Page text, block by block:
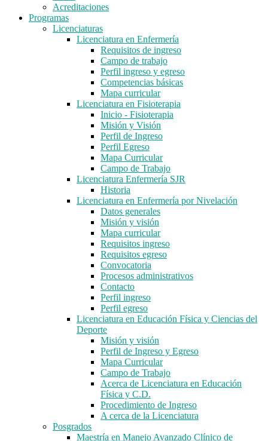
Acreditaciones
Programas
Licenciaturas
Licenciatura en Enfermería
Requisitos de ingreso
Campo de trabajo
Perfil ingreso y egreso
Competencias básicas
Mapa curricular
Licenciatura en Fisioterapia
Inicio - Fisioterapia
Misión y Visión
Perfil de Ingreso
Perfil Egreso
Mapa Curricular
Campo de Trabajo
Licenciatura Enfermería SJR
Historia
Licenciatura en Enfermería por Nivelación
Datos generales
Misión y visión
Mapa curricular
Requisitos ingreso
Requisitos egreso
Convocatoria
Procesos administrativos
Contacto
Perfil ingreso
Perfil egreso
Licenciatura en Educación Física y Ciencias del
Deporte
Misión y visión
Perfil de Ingreso y Egreso
Mapa Curricular
Campo de Trabajo
Acerca de Licenciatura en Educación
Física y C.D.
Procedimiento de Ingreso
A cerca de la Licenciatura
Posgrados
Maestría en Manejo Avanzado Clínico de